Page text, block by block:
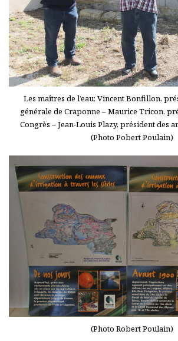
Les maîtres de l’eau: Vincent Bonfillon,
générale de Craponne – Maurice Tricon,
Congrès – Jean-Louis Plazy, président des
(Photo Pobert Poulain)
(Photo Robert Poulain)